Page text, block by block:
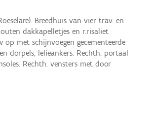
Breedhuis van vier trav. en
dakkapelletjes en r.risaliet
met schijnvoegen gecementeerde
dorpels, lelieankers. Rechth. portaal
Rechth. vensters met door